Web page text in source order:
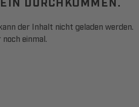
der Inhalt nicht geladen werden.
einmal.